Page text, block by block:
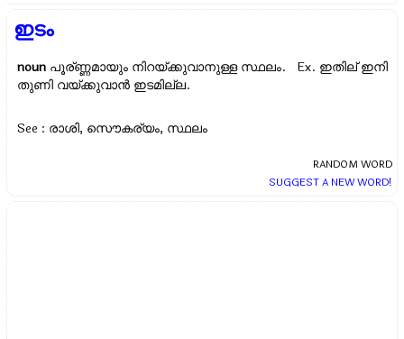
ഇടം
noun പൂര്ണ്ണമായും നിറയ്ക്കുവാനുള്ള സ്ഥലം. Ex. ഇതില് ഇനി
തുണി വയ്ക്കുവാന്‍ ഇടമില്ല.
See : രാശി, സൌകര്യം, സ്ഥലം
RANDOM WORD
SUGGEST A NEW WORD!